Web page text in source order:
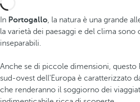
In Portogallo, la natura è una grande
la varietà dei paesaggi e del clima sono
inseparabili.
Anche se di piccole dimensioni, questo
sud-ovest dell'Europa è caratterizzato
che renderanno il soggiorno dei